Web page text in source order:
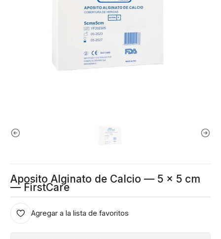
Aposito Alginato de Calcio — 5 x 5 cm
— FirstCare
Agregar a la lista de favoritos